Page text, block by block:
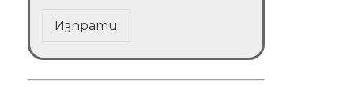
Изпрати